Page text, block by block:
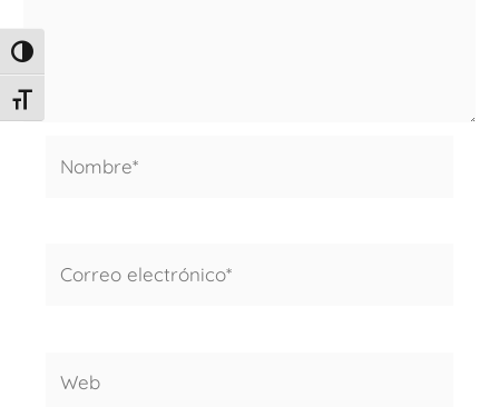
ALTERNAR ALTO CONTRASTE
ALTERNAR TAMAÑO DE LETRA